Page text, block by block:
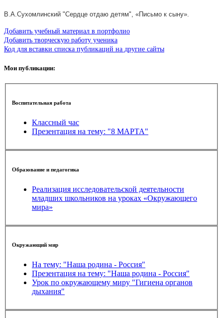
В.А.Сухомлинский "Сердце отдаю детям", «Письмо к сыну».
Добавить учебный материал в портфолио
Добавить творческую работу ученика
Код для вставки списка публикаций на другие сайты
Мои публикации:
Воспитательная работа
Классный час
Презентация на тему: "8 МАРТА"
Образование и педагогика
Реализация исследовательской деятельности
младших школьников на уроках «Окружающего
мира»
Окружающий мир
На тему: "Наша родина - Россия"
Презентация на тему: "Наша родина - Россия"
Урок по окружающему миру "Гигиена органов
дыхания"